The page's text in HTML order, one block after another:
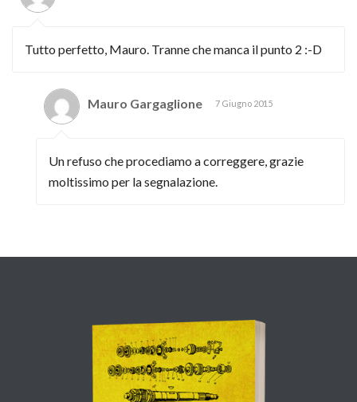
Tutto perfetto, Mauro. Tranne che manca il punto 2 :-D
Mauro Gargaglione 7 Giugno 2015
Un refuso che procediamo a correggere, grazie
moltissimo per la segnalazione.